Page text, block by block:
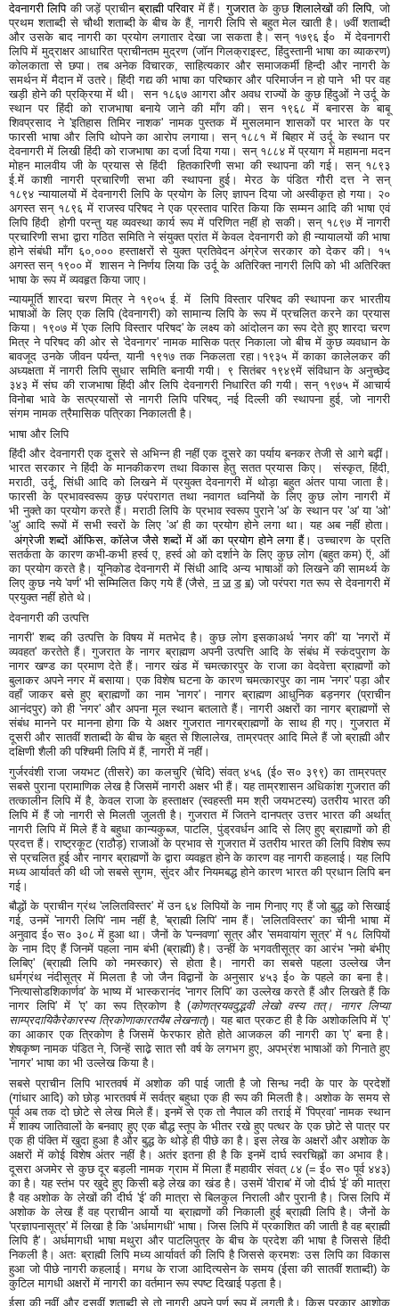
देवनागरी लिपिकी जड़ें प्राचीनब्राह्मी परिवारमें हैं।गुजरातके कुछशिलालेखोंकीलिपि, जो
प्रथम शताब्दी से चौथी शताब्दी के बीच के हैं, नागरी लिपि से बहुत मेल खाती है। ७वीं शताब्दी
और उसके बाद नागरी का प्रयोग लगातार देखा जा सकता है। सन् १७९६ ई०
में देवनागरी
लिपि में मुद्राक्षर आधारित प्राचीनतम मुद्रण (जॉन गिलक्राइस्ट, हिंदुस्तानी भाषा का व्याकरण)
कोलकाता से छपा। तब अनेक विचारक, साहित्यकार और समाजकर्मी हिन्दी और नागरी के
समर्थन में मैदान में उतरे। हिंदी गद्य की भाषा का परिष्कार और परिमार्जन न हो पाने भी पर वह
खड़ी होने की प्रक्रिया में थी। सन १८६७ आगरा और अवध राज्यों के कुछ हिंदुओं ने उर्दू के
स्थान पर हिंदी को राजभाषा बनाये जाने की माँग की। सन १९६८ में बनारस के बाबू
शिवप्रसाद ने 'इतिहास तिमिर नाशक' नामक पुस्तक में मुसलमान शासकों पर भारत के पर
फारसी भाषा और लिपि थोपने का आरोप लगाया। सन् १८८१ में बिहार में उर्दू के स्थान पर
देवनागरी में लिखी हिंदी को राजभाषा का दर्जा दिया गया। सन् १८८४ में प्रयाग में महामना मदन
मोहन मालवीय जी के प्रयास से हिंदी हितकारिणी सभा की स्थापना की गई। सन् १८९३
ई.में काशी नागरी प्रचारिणी सभा की स्थापना हुई। मेरठ के पंडित गौरी दत्त ने सन्
१८९४ न्यायालयों में देवनागरी लिपि के प्रयोग के लिए ज्ञापन दिया जो अस्वीकृत हो गया। २०
अगस्त सन् १८९६ में राजस्व परिषद ने एक प्रस्ताव पारित किया कि सम्मन आदि की भाषा एवं
लिपि हिंदी होगी परन्तु यह व्यवस्था कार्य रूप में परिणित नहीं हो सकी। सन् १८९७ में नागरी
प्रचारिणी सभा द्वारा गठित समिति ने संयुक्त प्रांत में केवल देवनागरी को ही न्यायालयों की भाषा
होने संबंधी माँग ६०,००० हस्ताक्षरों से युक्त प्रतिवेदन अंग्रेज सरकार को देकर की। १५
अगस्त सन् १९०० में शासन ने निर्णय लिया कि उर्दू के अतिरिक्त नागरी लिपि को भी अतिरिक्त
भाषा के रूप में व्यवहृत किया जाए।
न्यायमूर्ति शारदा चरण मित्र ने १९०५ ई. में लिपि विस्तार परिषद की स्थापना कर भारतीय
भाषाओं के लिए एक लिपि (देवनागरी) को सामान्य लिपि के रूप में प्रचलित करने का प्रयास
किया। १९०७ में 'एक लिपि विस्तार परिषद' के लक्ष्य को आंदोलन का रूप देते हुए शारदा चरण
मित्र ने परिषद की ओर से 'देवनागर' नामक मासिक पत्र निकाला जो बीच में कुछ व्यवधान के
बावजूद उनके जीवन पर्यन्त, यानी १९१७ तक निकलता रहा।१९३५ में काका कालेलकर की
अध्यक्षता में नागरी लिपि सुधार समिति बनायी गयी। ९ सितंबर १९४९में संविधान के अनुच्छेद
३४३ में संघ की राजभाषा हिंदी और लिपि देवनागरी निधारित की गयी। सन् १९७५ में आचार्य
विनोबा भावे के सत्प्रयासों से नागरी लिपि परिषद्, नई दिल्ली की स्थापना हुई, जो नागरी
संगम नामक त्रैमासिक पत्रिका निकालती है।
भाषा और लिपि
हिंदी और देवनागरी एक दूसरे से अभिन्न ही नहीं एक दूसरे का पर्याय बनकर तेजी से आगे बढ़ीं।
भारत सरकार ने हिंदी के मानकीकरण तथा विकास हेतु सतत प्रयास किए। संस्कृत, हिंदी,
मराठी, उर्दू, सिंधी आदि को लिखने में प्रयुक्त देवनागरी में थोड़ा बहुत अंतर पाया जाता है।
फारसी के प्रभावस्वरूप कुछ परंपरागत तथा नवागत ध्वनियों के लिए कुछ लोग नागरी में
भी नुक्ते का प्रयोग करते हैं। मराठी लिपि के प्रभाव स्वरूप पुराने 'अ' के स्थान पर 'अ' या 'ओ'
'अु' आदि रूपों में सभी स्वरों के लिए 'अ' ही का प्रयोग होने लगा था। यह अब नहीं होता।
अंग्रेजी शब्दों ऑफिस, कॉलेज जैसे शब्दों में ऑ का प्रयोग होने लगा हैं।उच्चारण के प्रति
सतर्कता के कारण कभी-कभी हर्स्व ए, हर्स्व ओ को दर्शाने के लिए कुछ लोग (बहुत कम) ऍ, ऑ
का प्रयोग करते है। यूनिकोड देवनागरी में सिंधी आदि अन्य भाषाओं को लिखने की सामर्थ्य के
लिए कुछ नये 'वर्ण' भी सम्मिलित किए गये हैं (जैसे, ॻ ॼ ॾ ॿ) जो परंपरा गत रूप से देवनागरी में
प्रयुक्त नहीं होते थे।
देवनागरी की उत्पत्ति
नागरी' शब्द की उत्पत्ति के विषय में मतभेद है। कुछ लोग इसकाअर्थ 'नगर की' या 'नगरों में
व्यवहत' करतेते हैं। गुजरात के नागर ब्राह्मण अपनी उत्पत्ति आदि के संबंध में स्कंदपुराण के
नागर खण्ड का प्रमाण देते हैं। नागर खंड में चमत्कारपुर के राजा का वेदवेत्ता ब्राह्मणों को
बुलाकर अपने नगर में बसाया। एक विशेष घटना के कारण चमत्कारपुर का नाम 'नगर' पड़ा और
वहाँ जाकर बसे हुए ब्राह्मणों का नाम 'नागर'। नागर ब्राह्मण आधुनिक बड़नगर (प्राचीन
आनंदपुर) को ही 'नगर' और अपना मूल स्थान बतलाते हैं। नागरी अक्षरों का नागर ब्राह्मणों से
संबंध मानने पर मानना होगा कि ये अक्षर गुजरात नागरब्राह्मणों के साथ ही गए। गुजरात में
दूसरी और सातवीं शताब्दी के बीच के बहुत से शिलालेख, ताम्रपत्र आदि मिले हैं जो ब्राह्मी और
दक्षिणी शैली की पश्चिमी लिपि में हैं, नागरी में नहीं।
गुर्जरवंशी राजा जयभट (तीसरे) का कलचुरि (चेदि) संवत् ४५६ (ई० स० ३९९) का ताम्रपत्र
सबसे पुराना प्रामाणिक लेख है जिसमें नागरी अक्षर भी हैं। यह ताम्रशासन अधिकांश गुजरात की
तत्कालीन लिपि में है, केवल राजा के हस्ताक्षर (स्वहस्ती मम श्री जयभटस्य) उतरीय भारत की
लिपि में हैं जो नागरी से मिलती जुलती है। गुजरात में जितने दानपत्र उत्तर भारत की अर्थात्
नागरी लिपि में मिले हैं वे बहुधा कान्यकुब्ज, पाटलि, पुंड्रवर्धन आदि से लिए हुए ब्राह्मणों को ही
प्रदत्त हैं। राष्ट्रकूट (राठौड़) राजाओं के प्रभाव से गुजरात में उतरीय भारत की लिपि विशेष रूप
से प्रचलित हुई और नागर ब्राह्मणों के द्वारा व्यवहृत होने के कारण वह नागरी कहलाई। यह लिपि
मध्य आर्यावर्त की थी जो सबसे सुगम, सुंदर और नियमबद्ध होने कारण भारत की प्रधान लिपि बन
गई।
बौद्धों के प्राचीन ग्रंथ 'ललितविस्तर' में उन ६४ लिपियों के नाम गिनाए गए हैं जो बुद्ध को सिखाई
गई, उनमें 'नागरी लिपि' नाम नहीं है, 'ब्राह्मी लिपि' नाम हैं। 'ललितविस्तर' का चीनी भाषा में
अनुवाद ई० स० ३०८ में हुआ था। जैनों के 'पन्नवणा' सूत्र और 'समवायांग सूत्र' में १८ लिपियों
के नाम दिए हैं जिनमें पहला नाम बंभी (ब्राह्मी) है। उन्हीं के भगवतीसूत्र का आरंभ 'नमो बंभीए
लिबिए' (ब्राह्मी लिपि को नमस्कार) से होता है। नागरी का सबसे पहला उल्लेख जैन
धर्मग्रंथ नंदीसूत्र में मिलता है जो जैन विद्वानों के अनुसार ४५३ ई० के पहले का बना है।
'नित्यासोडशिकार्णव' के भाष्य में भास्करानंद 'नागर लिपि' का उल्लेख करते हैं और लिखते हैं कि
नागर लिपि' में 'ए' का रूप त्रिकोण है (कोणत्रयवदुद्भवी लेखो वस्य तत्। नागर लिप्या
साम्प्रदायिकैरेकारस्य त्रिकोणाकारतयैब लेखनात्)। यह बात प्रकट ही है कि अशोकलिपि में 'ए'
का आकार एक त्रिकोण है जिसमें फेरफार होते होते आजकल की नागरी का 'ए' बना है।
शेषकृष्ण नामक पंडित ने, जिन्हें साढे़ सात सौ वर्ष के लगभग हुए, अपभ्रंश भाषाओं को गिनाते हुए
'नागर' भाषा का भी उल्लेख किया है।
सबसे प्राचीन लिपि भारतवर्ष में अशोक की पाई जाती है जो सिन्ध नदी के पार के प्रदेशों
(गांधार आदि) को छोड़ भारतवर्ष में सर्वत्र बहुधा एक ही रूप की मिलती है। अशोक के समय से
पूर्व अब तक दो छोटे से लेख मिले हैं। इनमें से एक तो नैपाल की तराई में 'पिप्रवा' नामक स्थान
में शाक्य जातिवालों के बनवाए हुए एक बौद्ध स्तूप के भीतर रखे हुए पत्थर के एक छोटे से पात्र पर
एक ही पंक्ति में खुदा हुआ है और बुद्ध के थोड़े ही पीछे का है। इस लेख के अक्षरों और अशोक के
अक्षरों में कोई विशेष अंतर नहीं है। अतंर इतना ही है कि इनमें दार्घ स्वरचिह्नों का अभाव है।
दूसरा अजमेर से कुछ दूर बड़ली नामक ग्राम में मिला हैं महावीर संवत् ८४ (= ई० स० पूर्व ४४३)
का है। यह स्तंभ पर खुदे हुए किसी बड़े लेख का खंड है। उसमें 'वीराब' में जो दीर्घ 'ई' की मात्रा
है वह अशोक के लेखों की दीर्घ 'ई' की मात्रा से बिलकुल निराली और पुरानी है। जिस लिपि में
अशोक के लेख हैं वह प्राचीन आर्यो या ब्राह्मणों की निकाली हुई ब्राह्मी लिपि है। जैनों के
'प्रज्ञापनासूत्र' में लिखा है कि 'अर्धमागधी' भाषा। जिस लिपि में प्रकाशित की जाती है वह ब्राह्मी
लिपि है'। अर्धमागधी भाषा मथुरा और पाटलिपुत्र के बीच के प्रदेश की भाषा है जिससे हिंदी
निकली है। अतः ब्राह्मी लिपि मध्य आर्यावर्त की लिपि है जिससे क्रमशः उस लिपि का विकास
हुआ जो पीछे नागरी कहलाई। मगध के राजा आदित्यसेन के समय (ईसा की सातवीं शताब्दी) के
कुटिल मागधी अक्षरों में नागरी का वर्तमान रूप स्पष्ट दिखाई पड़ता है।
ईसा की नवीं और दसवीं शताब्दी से तो नागरी अपने पूर्ण रूप में लगती है। किस प्रकार आशोक